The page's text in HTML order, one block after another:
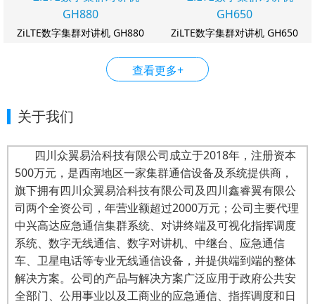
ZiLTE数字集群对讲机 GH880 ZiLTE数字集群对讲机 GH650
查看更多+
关于我们
四川众翼易洽科技有限公司成立于2018年，注册资本
500万元，是西南地区一家集群通信设备及系统提供商，
旗下拥有四川众翼易洽科技有限公司及四川鑫睿翼有限公
司两个全资公司，年营业额超过2000万元；公司主要代理
中兴高达应急通信集群系统、对讲终端及可视化指挥调度
系统、数字无线通信、数字对讲机、中继台、应急通信
车、卫星电话等专业无线通信设备，并提供端到端的整体
解决方案。公司的产品与解决方案广泛应用于政府公共安
全部门、公用事业以及工商业的应急通信、指挥调度和日